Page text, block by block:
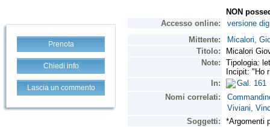
Prenota
Chiedi info
Lascia un commento